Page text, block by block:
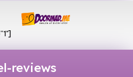
reviews